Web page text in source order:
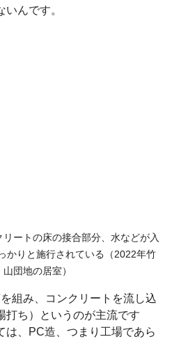
んです。
ートの床の接合部分、水などが入
かりと施行されている（2022年竹
山団地の居室）
組み、コンクリートを流し込
打ち）というのが主流です
は、PC造、つまり工場であら